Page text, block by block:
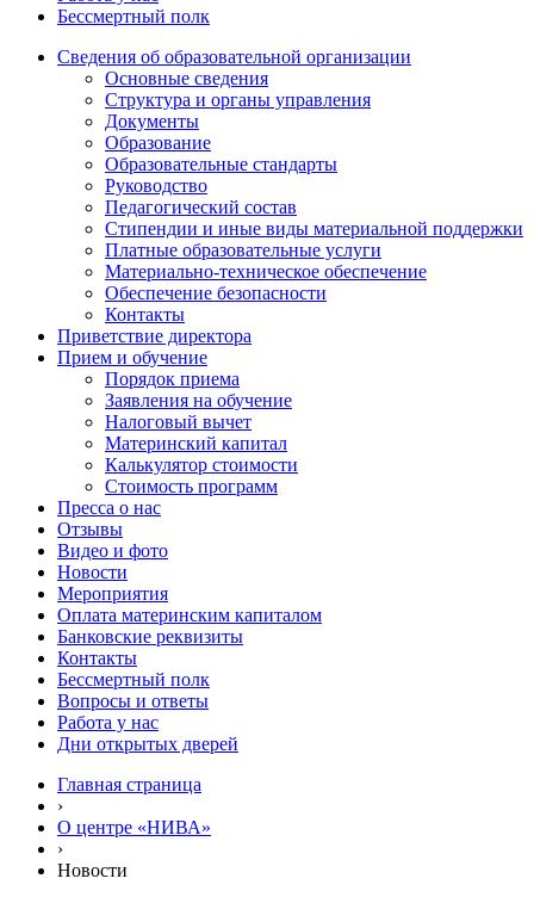
Бессмертный полк
Сведения об образовательной организации
Основные сведения
Структура и органы управления
Документы
Образование
Образовательные стандарты
Руководство
Педагогический состав
Стипендии и иные виды материальной поддержки
Платные образовательные услуги
Материально-техническое обеспечение
Обеспечение безопасности
Контакты
Приветствие директора
Прием и обучение
Порядок приема
Заявления на обучение
Налоговый вычет
Материнский капитал
Калькулятор стоимости
Стоимость программ
Пресса о нас
Отзывы
Видео и фото
Новости
Мероприятия
Оплата материнским капиталом
Банковские реквизиты
Контакты
Бессмертный полк
Вопросы и ответы
Работа у нас
Дни открытых дверей
Главная страница
›
О центре «НИВА»
›
Новости